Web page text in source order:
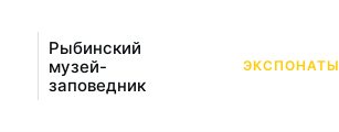
Рыбинский
музей-
заповедник
ЭКСПОНАТЫ